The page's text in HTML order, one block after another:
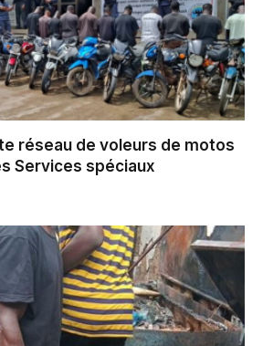
réseau de voleurs de motos
Services spéciaux